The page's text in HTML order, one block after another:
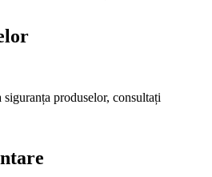
produselor, consultați